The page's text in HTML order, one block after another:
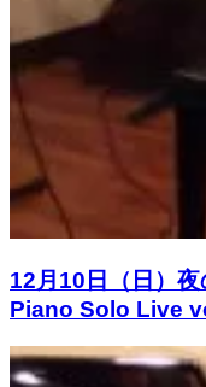
12月10日（日）夜
Piano Solo Live